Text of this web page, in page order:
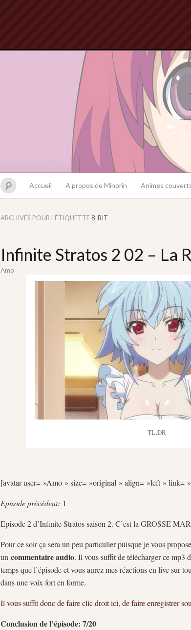
Accueil A propos de Minorin Animes
ARCHIVES POUR L'ÉTIQUETTE8-BIT
Infinite Stratos 2 02 – La
Amo
TL;DR
[avatar user= »Amo » size= »original » align= »left » link=
Episode précédent: 1
Episode 2 d’Infinite Stratos saison 2. C’est la GROSSE
Pour ce soir ça sera un peu particulier puisque je vous
un commentaire audio. Il vous suffit de télécharger ce mp3
temps que l’épisode et vous aurez mes réactions en live sur
dans une voix fort en forme.
Il vous suffit donc de faire clic droit ici, de faire enregistrer
Conclusion de l’épisode: 7/20